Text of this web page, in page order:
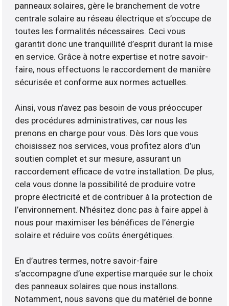
panneaux solaires, gère le branchement de votre
centrale solaire au réseau électrique et s’occupe de
toutes les formalités nécessaires. Ceci vous
garantit donc une tranquillité d’esprit durant la mise
en service. Grâce à notre expertise et notre savoir-
faire, nous effectuons le raccordement de manière
sécurisée et conforme aux normes actuelles.
Ainsi, vous n’avez pas besoin de vous préoccuper
des procédures administratives, car nous les
prenons en charge pour vous. Dès lors que vous
choisissez nos services, vous profitez alors d’un
soutien complet et sur mesure, assurant un
raccordement efficace de votre installation. De plus,
cela vous donne la possibilité de produire votre
propre électricité et de contribuer à la protection de
l’environnement. N’hésitez donc pas à faire appel à
nous pour maximiser les bénéfices de l’énergie
solaire et réduire vos coûts énergétiques.
En d’autres termes, notre savoir-faire
s’accompagne d’une expertise marquée sur le choix
des panneaux solaires que nous installons.
Notamment, nous savons que du matériel de bonne